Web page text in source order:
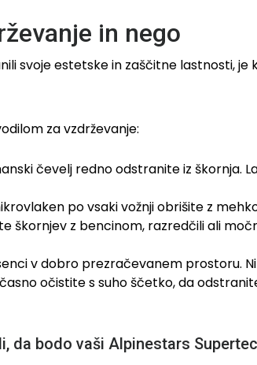
in nego
svoje estetske in zaščitne lastnosti,
za vzdrževanje:
čevelj redno odstranite iz škornja.
po vsaki vožnji obrišite z
škornjev z bencinom, razredčili ali
v dobro prezračevanem prostoru.
očistite s suho ščetko, da
da bodo vaši Alpinestars